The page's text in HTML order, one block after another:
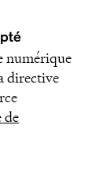
numérique
directive
de